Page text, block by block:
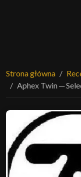
Strona główna
Aphex Twin ─